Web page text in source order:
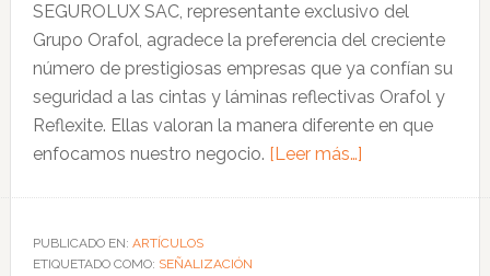
SEGUROLUX SAC, representante exclusivo del
Grupo Orafol, agradece la preferencia del creciente
número de prestigiosas empresas que ya confían su
seguridad a las cintas y láminas reflectivas Orafol y
Reflexite. Ellas valoran la manera diferente en que
enfocamos nuestro negocio. [Leer más…]acerca
PUBLICADO EN: ARTÍCULOS
ETIQUETADO COMO: SEÑALIZACIÓN